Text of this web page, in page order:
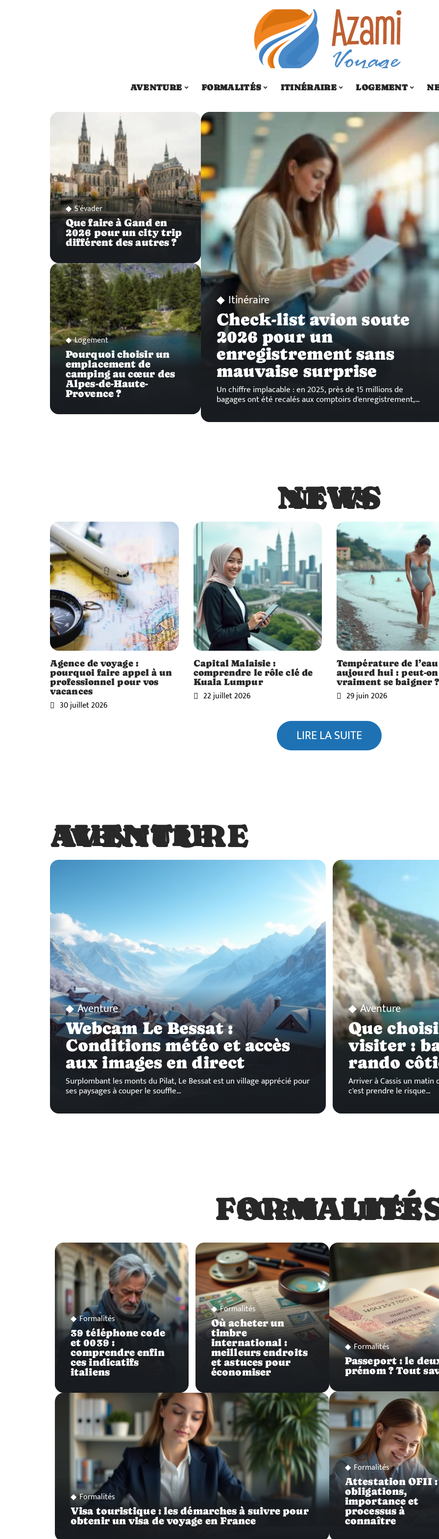
AVENTURE FORMALITÉS ITINÉRAIRE LOGEMENT
S'évader
Que faire à Gand en
2026 pour un city trip
différent des autres ?
Logement
Pourquoi choisir un
emplacement de
camping au cœur des
Alpes-de-Haute-
Provence ?
Itinéraire
Check-list avion soute
2026 pour un
enregistrement sans
mauvaise surprise
Un chiffre implacable : en 2025, près de 15 millions de
bagages ont été recalés aux comptoirs d'enregistrement,…
NEWS
NEWS
Agence de voyage :
pourquoi faire appel à un
professionnel pour vos
vacances
30 juillet 2026
Capital Malaisie :
comprendre le rôle clé de
Kuala Lumpur
22 juillet 2026
Température de
aujourd hui : peut-on
vraiment se baigner ?
29 juin 2026
LIRE LA SUITE
AVENTURE
AVENTURE
Aventure
Webcam Le Bessat :
Conditions météo et accès
aux images en direct
Surplombant les monts du Pilat, Le Bessat est un village apprécié pour
ses paysages à couper le souffle…
Aventure
Que
visiter :
rando
Arriver à Cassis un
c'est prendre le risque…
FORMALITÉS
Formalités
39 téléphone code
et 0039 :
comprendre enfin
ces indicatifs
italiens
Formalités
Où acheter un
timbre
international :
meilleurs endroits
et astuces pour
économiser
Formalités
Visa touristique : les démarches à suivre pour
obtenir un visa de voyage en France
Formalités
Passeport : le
prénom ? Tout
Formalités
Attestation OFII :
obligations,
importance et
processus à
connaître